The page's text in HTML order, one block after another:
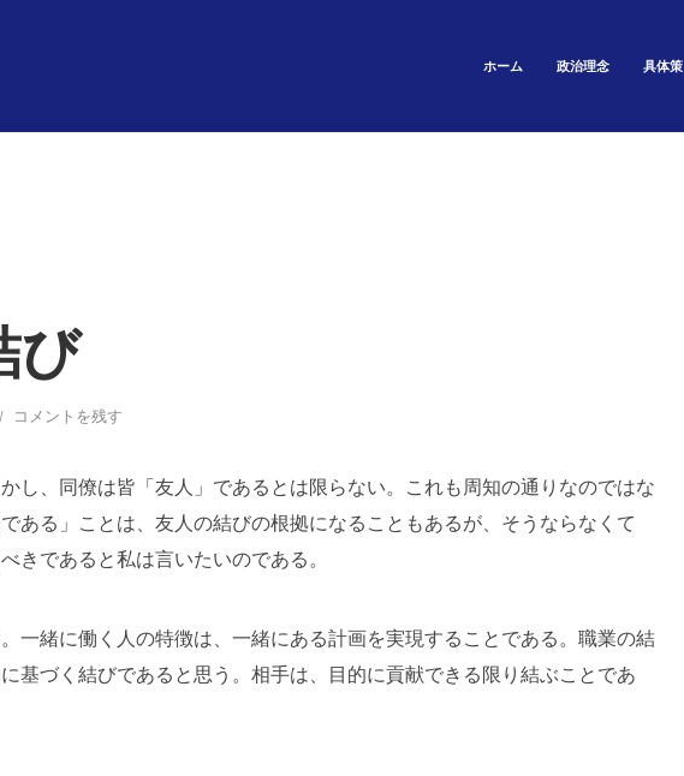
ホーム 政治理念 具体策
び
コメントを残す
し、同僚は皆「友人」であるとは限らない。これも周知の通りなのではな
ある」ことは、友人の結びの根拠になることもあるが、そうならなくて
きであると私は言いたいのである。
一緒に働く人の特徴は、一緒にある計画を実現することである。職業の結
基づく結びであると思う。相手は、目的に貢献できる限り結ぶことであ